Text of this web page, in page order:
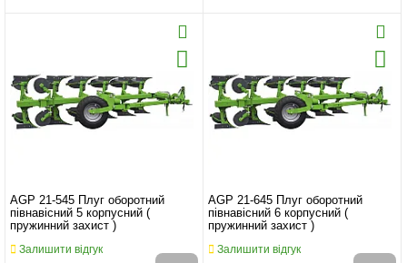
AGP 21-545 Плуг оборотний
півнавісний 5 корпусний (
пружинний захист )
Залишити відгук
AGP 21-645 Плуг оборотний
півнавісний 6 корпусний (
пружинний захист )
Залишити відгук